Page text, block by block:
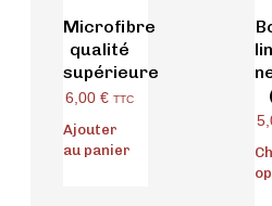
Microfibre
qualité
supérieure
6,00 € TTC
Ajouter
au panier